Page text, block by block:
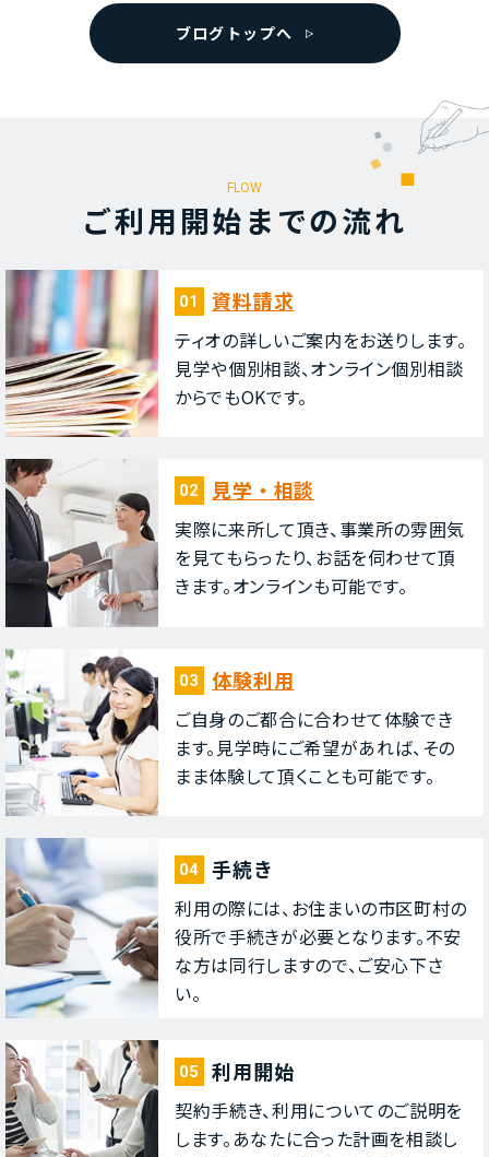
ブログトップへ
FLOW
ご利⽤開始までの流れ
01 資料請求
ティオの詳しいご案内をお送りします。
⾒学や個別相談、オンライン個別相談
からでもOKです。
02 ⾒学・相談
実際に来所して頂き、事業所の雰囲気
を⾒てもらったり、お話を伺わせて頂
きます。オンラインも可能です。
03 体験利⽤
ご⾃⾝のご都合に合わせて体験でき
ます。⾒学時にご希望があれば、その
まま体験して頂くことも可能です。
04 ⼿続き
利⽤の際には、お住まいの市区町村の
役所で⼿続きが必要となります。不安
な⽅は同⾏しますので、ご安⼼下さ
い。
05 利⽤開始
契約⼿続き、利⽤についてのご説明を
します。あなたに合った計画を相談し